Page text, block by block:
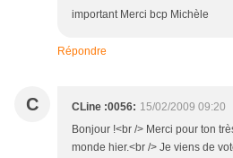
important Merci bcp Michèle
Répondre
C CLine :0056: 15/02/2009 09:20
Bonjour !<br /> Merci pour ton
monde hier.<br /> Je viens de